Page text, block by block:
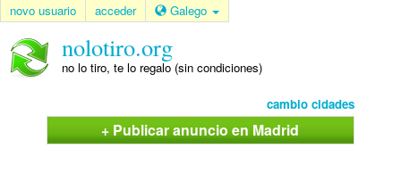
novo usuario acceder Galego
nolotiro.org
no lo tiro, te lo regalo (sin condiciones)
cambio cidades
+ Publicar anuncio en Madrid